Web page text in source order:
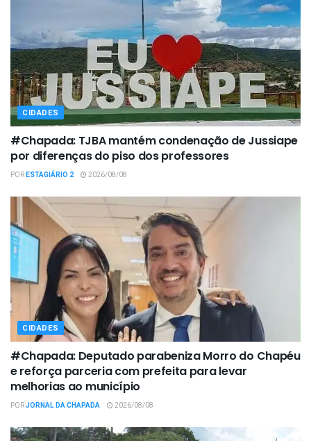
CIDADES
#Chapada: TJBA mantém condenação de Jussiape
por diferenças do piso dos professores
PORESTAGIÁRIO 2 2026/08/08
CIDADES
#Chapada: Deputado parabeniza Morro do Chapéu
e reforça parceria com prefeita para levar
melhorias ao município
PORJORNAL DA CHAPADA 2026/08/08